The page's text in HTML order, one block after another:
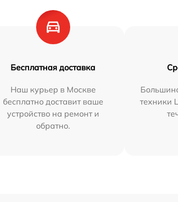
Бесплатная доставка
Наш курьер в Москве
бесплатно доставит ваше
устройство на ремонт и
обратно.
техники